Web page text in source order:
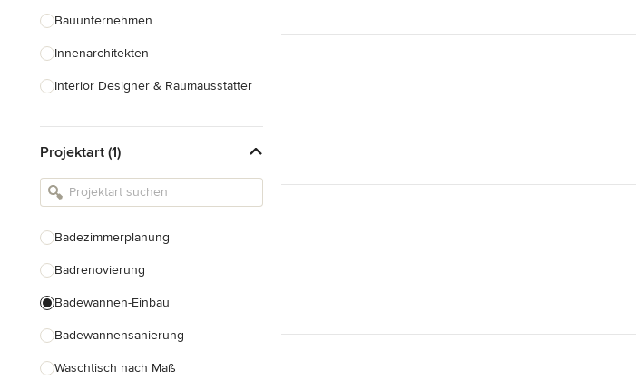
Bauunternehmen
Innenarchitekten
Interior Designer & Raumausstatter
Landschaftsarchitekten
Armaturen & Sanitärbedarf
Einbauschränke
Projektart (1)
Badezimmerplanung
Badrenovierung
Badewannen-Einbau
Badewannensanierung
Waschtisch nach Maß